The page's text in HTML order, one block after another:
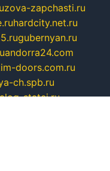
zapchasti.ru
hardcity.net.ru
gubernyan.ru
andorra24.com
doors.com.ru
ch.spb.ru
statei.ru